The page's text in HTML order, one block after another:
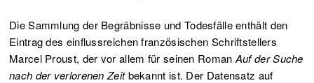
Die Sammlung der Begräbnisse und Todesfälle enthält den
Eintrag des einflussreichen französischen Schriftstellers
Marcel Proust, der vor allem für seinen Roman Auf der Suche
nach der verlorenen Zeitbekannt ist. Der Datensatz auf